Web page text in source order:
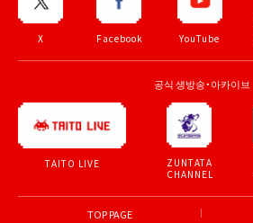
X Facebook YouTube
공식 생방송・아카이브
TAITO LIVE
ZUNTATA
CHANNEL
TOP PAGE